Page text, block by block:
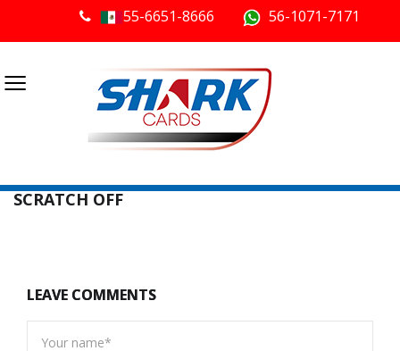
55-6651-8666 56-1071-7171
≡
SCRATCH OFF
LEAVE COMMENTS